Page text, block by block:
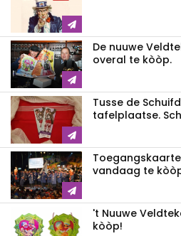
De nuuwe
overal te kòòp.
Tusse de
tafelplaatse.
vandaag te
't Nuuwe
kòòp!